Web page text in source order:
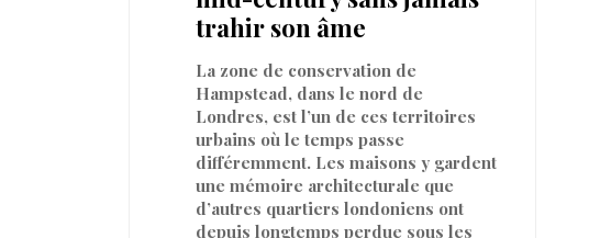
trahir son âme
La zone de conservation de
Hampstead, dans le nord de
Londres, est l’un de ces territoires
urbains où le temps passe
différemment. Les maisons y gardent
une mémoire architecturale que
d’autres quartiers londoniens ont
depuis longtemps perdue sous les